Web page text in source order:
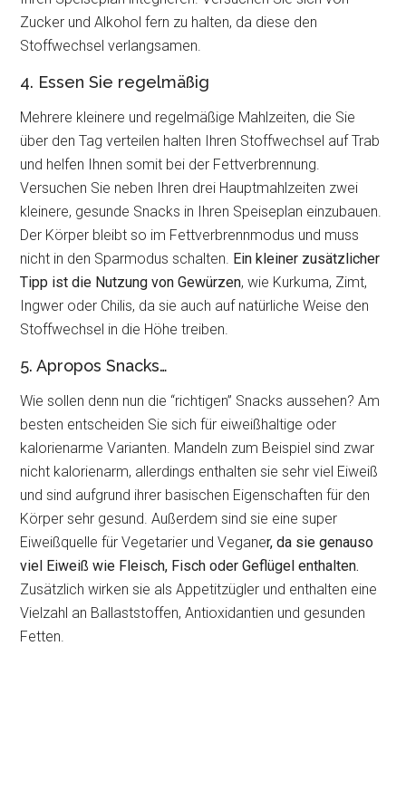
Zucker und Alkohol fern zu halten, da diese den
Stoffwechsel verlangsamen.
4. Essen Sie regelmäßig
Mehrere kleinere und regelmäßige Mahlzeiten, die Sie
über den Tag verteilen halten Ihren Stoffwechsel auf Trab
und helfen Ihnen somit bei der Fettverbrennung.
Versuchen Sie neben Ihren drei Hauptmahlzeiten zwei
kleinere, gesunde Snacks in Ihren Speiseplan einzubauen.
Der Körper bleibt so im Fettverbrennmodus und muss
nicht in den Sparmodus schalten. Ein kleiner zusätzlicher
Tipp ist die Nutzung von Gewürzen, wie Kurkuma, Zimt,
Ingwer oder Chilis, da sie auch auf natürliche Weise den
Stoffwechsel in die Höhe treiben.
5. Apropos Snacks…
Wie sollen denn nun die “richtigen” Snacks aussehen? Am
besten entscheiden Sie sich für eiweißhaltige oder
kalorienarme Varianten. Mandeln zum Beispiel sind zwar
nicht kalorienarm, allerdings enthalten sie sehr viel Eiweiß
und sind aufgrund ihrer basischen Eigenschaften für den
Körper sehr gesund. Außerdem sind sie eine super
Eiweißquelle für Vegetarier und Veganer, da sie genauso
viel Eiweiß wie Fleisch, Fisch oder Geflügel enthalten.
Zusätzlich wirken sie als Appetitzügler und enthalten eine
Vielzahl an Ballaststoffen, Antioxidantien und gesunden
Fetten.